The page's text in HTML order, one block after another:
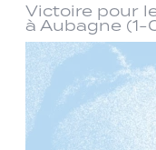
Victoire pour
à Aubagne (1-